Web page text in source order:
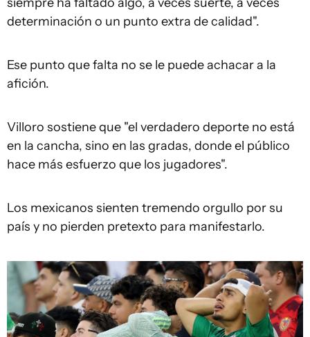
determinación o un punto extra de calidad".
Ese punto que falta no se le puede achacar a la
afición.
Villoro sostiene que "el verdadero deporte no está
en la cancha, sino en las gradas, donde el público
hace más esfuerzo que los jugadores".
Los mexicanos sienten tremendo orgullo por su
país y no pierden pretexto para manifestarlo.